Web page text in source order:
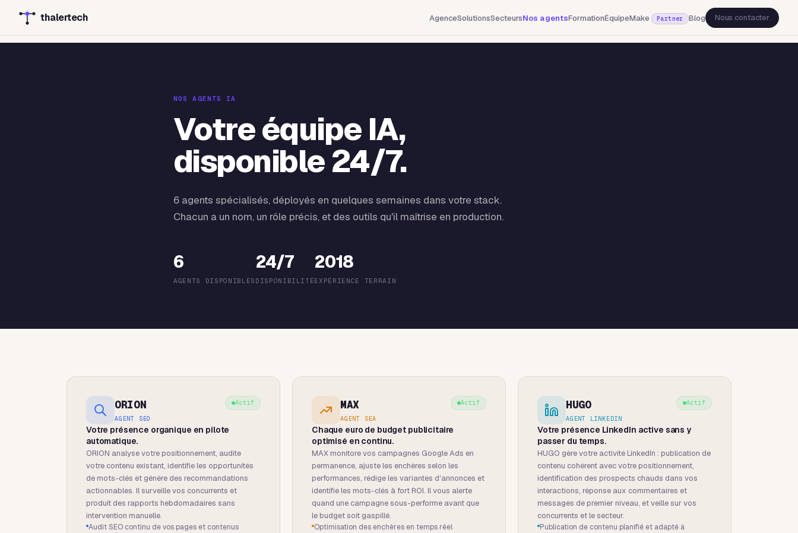
thalertech AgenceSolutionsSecteursNos agentsFormationÉquipeMake Partner Blog Nous contacter
NOS AGENTS IA
Votre équipe IA,
disponible 24/7.
6 agents spécialisés, déployés en quelques semaines dans votre stack.
Chacun a un nom, un rôle précis, et des outils qu'il maîtrise en production.
6
AGENTS DISPONIBLES
24/7
DISPONIBILITÉ
2018
EXPÉRIENCE TERRAIN
ORION
AGENT SEO
Actif
Votre présence organique en pilote
automatique.
ORION analyse votre positionnement, audite
votre contenu existant, identifie les opportunités
de mots-clés et génère des recommandations
actionnables. Il surveille vos concurrents et
produit des rapports hebdomadaires sans
intervention manuelle.
Audit SEO continu de vos pages et contenus
MAX
AGENT SEA
Actif
Chaque euro de budget publicitaire
optimisé en continu.
MAX monitore vos campagnes Google Ads en
permanence, ajuste les enchères selon les
performances, rédige les variantes d'annonces et
identifie les mots-clés à fort ROI. Il vous alerte
quand une campagne sous-performe avant que
le budget soit gaspillé.
Optimisation des enchères en temps réel
HUGO
AGENT LINKEDIN
Actif
Votre présence LinkedIn active sans y
passer du temps.
HUGO gère votre activité LinkedIn : publication de
contenu cohérent avec votre positionnement,
identification des prospects chauds dans vos
interactions, réponse aux commentaires et
messages de premier niveau, et veille sur vos
concurrents et le secteur.
Publication de contenu planifié et adapté à